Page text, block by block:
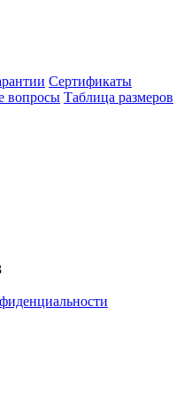
Сертификаты
вопросы Таблица размеров